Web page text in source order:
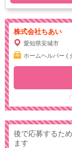
株式会社ちあい
愛知県安城市
ホームヘルパー (
後で応募するた
ます